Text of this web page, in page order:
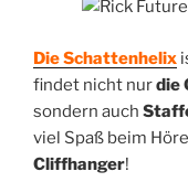
Die Schattenhelix
findet nicht nurdie
sondern auch
viel Spaß beim
Cliffhanger!